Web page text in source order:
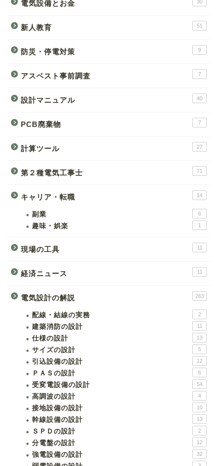
電気設備とお金 30
新人教育 51
防災・停電対策 9
アスベスト事前調査 7
設計マニュアル 40
PCB廃棄物 7
計算ツール 27
第２種電気工事士 71
キャリア・転職 14
副業 6
趣味・娯楽 1
現場の工具 11
経済ニュース 11
電気設計の解説 263
配線・結線の実務 2
建築消防の設計 11
仕様の設計 13
サイズの設計 5
引込設備の設計 12
ＰＡＳの設計 6
受変電設備の設計 54
高調波の設計 4
接地設備の設計 10
幹線設備の設計 13
ＳＰＤの設計 2
分電盤の設計 12
強電設備の設計 32